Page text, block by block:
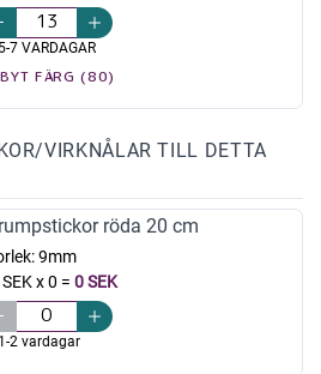
5-7 VARDAGAR
BYT FÄRG (80)
VIRKNÅLAR TILL DETTA
röda 20 cm
9mm
x 0 = 0 SEK
1-2 vardagar